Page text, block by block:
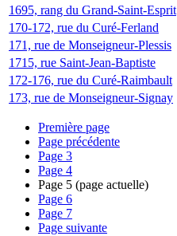
1695, rang du Grand-Saint-Esprit
170-172, rue du Curé-Ferland
171, rue de Monseigneur-Plessis
1715, rue Saint-Jean-Baptiste
172-176, rue du Curé-Raimbault
173, rue de Monseigneur-Signay
Première page
Page précédente
Page 3
Page 4
Page 5 (page actuelle)
Page 6
Page 7
Page suivante